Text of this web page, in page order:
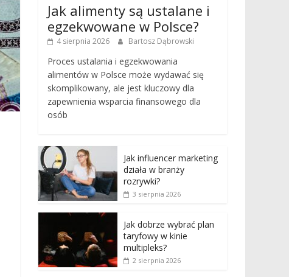
Jak alimenty są ustalane i
egzekwowane w Polsce?
4 sierpnia 2026 Bartosz Dąbrowski
Proces ustalania i egzekwowania
alimentów w Polsce może wydawać się
skomplikowany, ale jest kluczowy dla
zapewnienia wsparcia finansowego dla
osób
Jak influencer marketing
działa w branży
rozrywki?
3 sierpnia 2026
Jak dobrze wybrać plan
taryfowy w kinie
multipleks?
2 sierpnia 2026